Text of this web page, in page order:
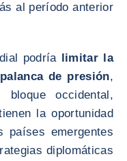
al período anterior
podría limitar la
de presión,
occidental,
la oportunidad
países emergentes
diplomáticas